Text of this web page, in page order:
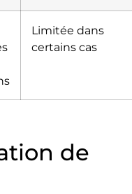
Limitée dans
certains cas
de